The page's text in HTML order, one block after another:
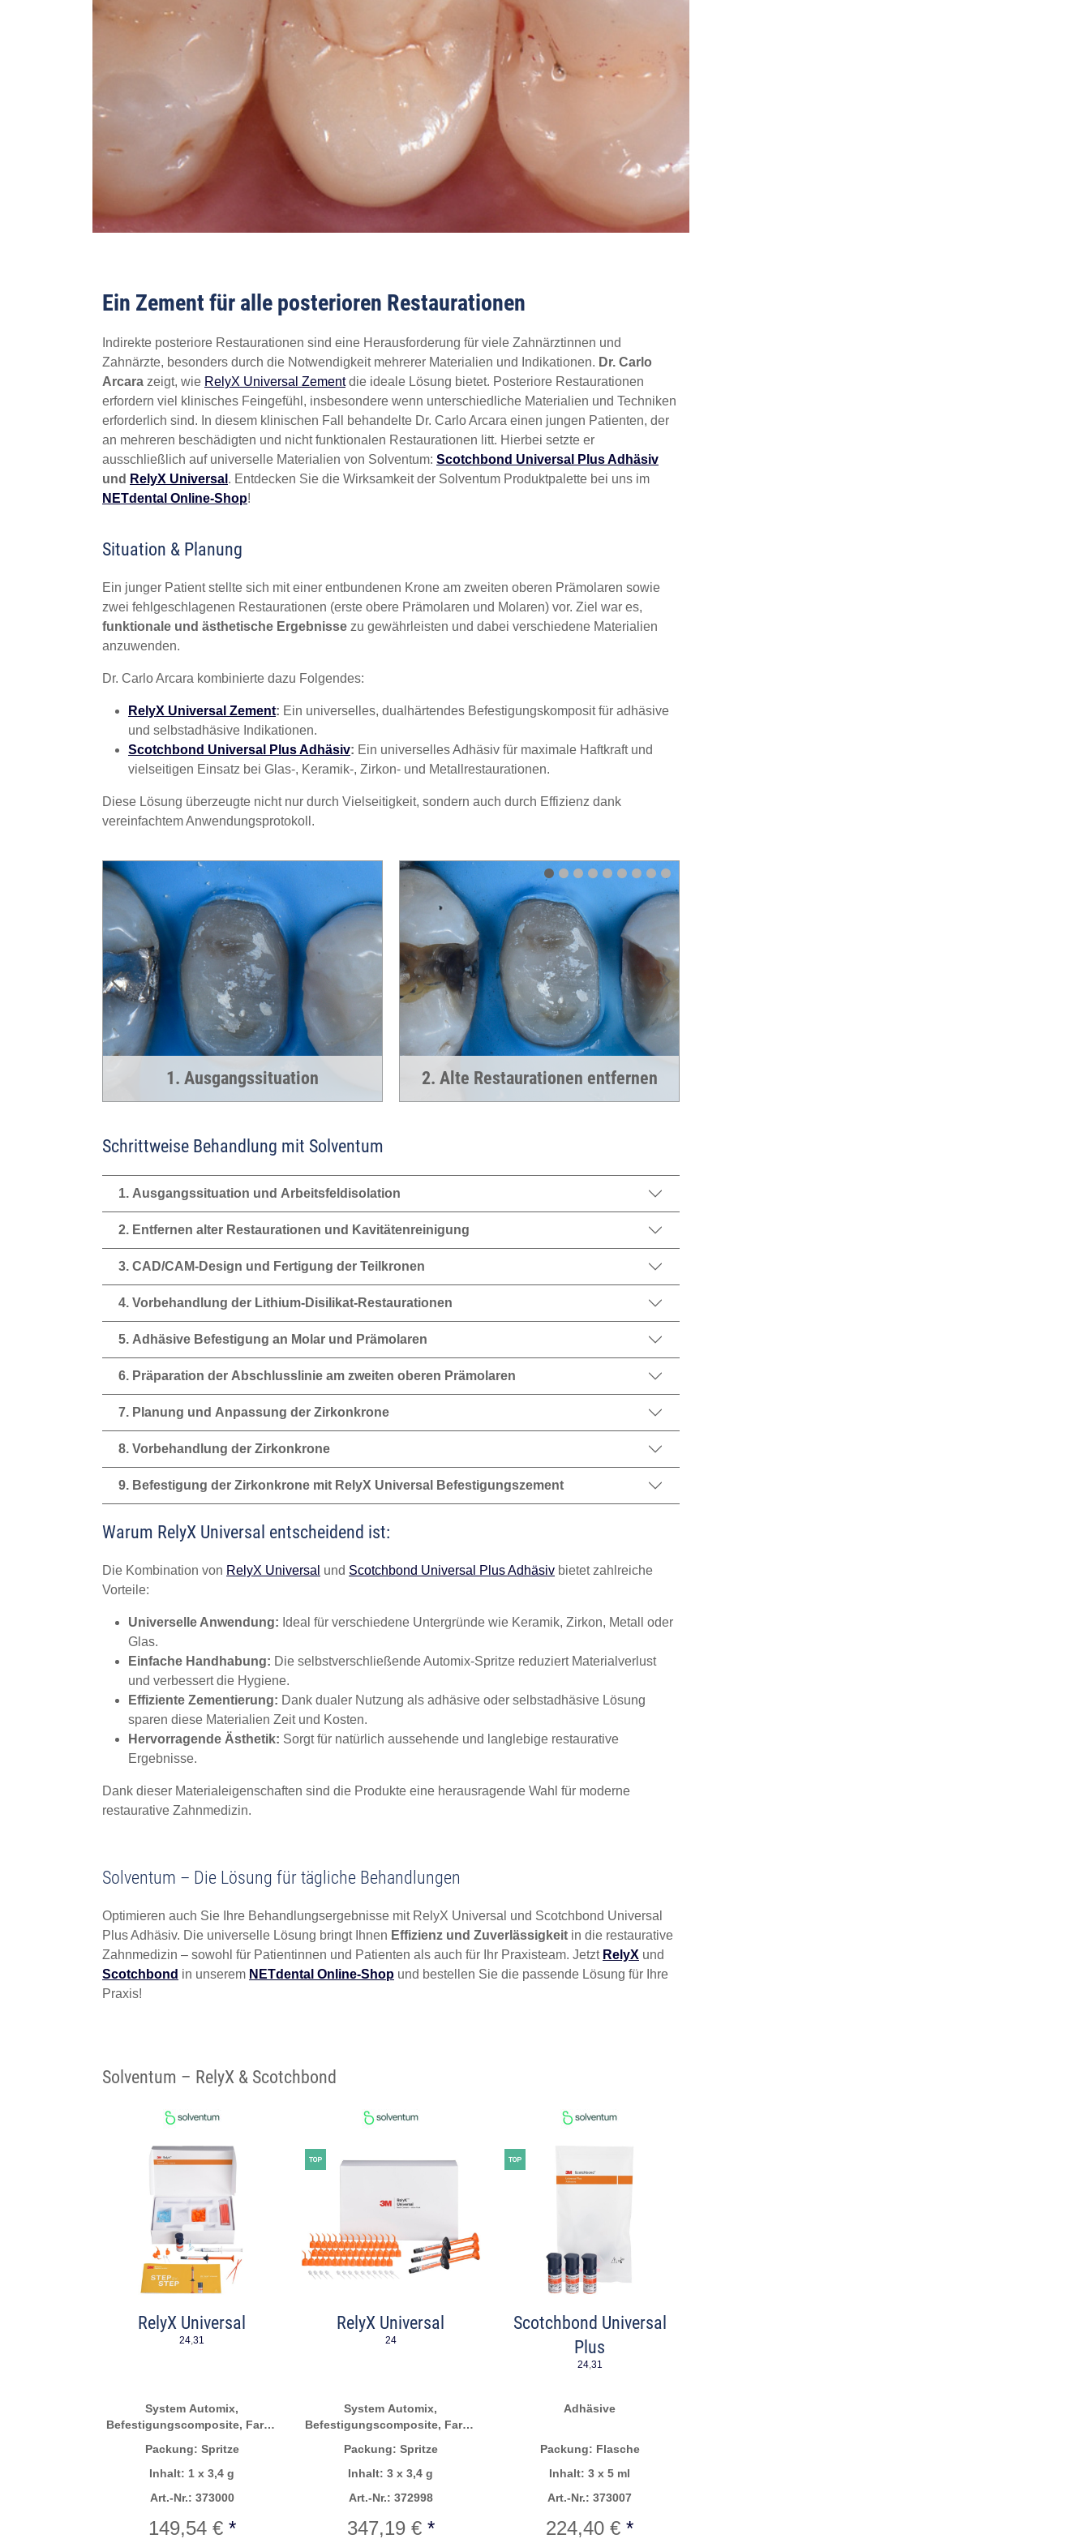
Ein Zement für alle posterioren Restaurationen
Indirekte posteriore Restaurationen sind eine Herausforderung für viele Zahnärztinnen und
Zahnärzte, besonders durch die Notwendigkeit mehrerer Materialien und Indikationen. Dr. Carlo
Arcara zeigt, wie RelyX Universal Zementdie ideale Lösung bietet. Posteriore Restaurationen
erfordern viel klinisches Feingefühl, insbesondere wenn unterschiedliche Materialien und Techniken
erforderlich sind. In diesem klinischen Fall behandelte Dr. Carlo Arcara einen jungen Patienten, der
an mehreren beschädigten und nicht funktionalen Restaurationen litt. Hierbei setzte er
ausschließlich auf universelle Materialien von Solventum: Scotchbond Universal Plus Adhäsiv
und RelyX Universal . Entdecken Sie die Wirksamkeit der Solventum Produktpalette bei uns im
NETdental Online-Shop!
Situation & Planung
Ein junger Patient stellte sich mit einer entbundenen Krone am zweiten oberen Prämolaren sowie
zwei fehlgeschlagenen Restaurationen (erste obere Prämolaren und Molaren) vor. Ziel war es,
funktionale und ästhetische Ergebnisse zu gewährleisten und dabei verschiedene Materialien
anzuwenden.
Dr. Carlo Arcara kombinierte dazu Folgendes:
RelyX Universal Zement: Ein universelles, dualhärtendes Befestigungskomposit für adhäsive
und selbstadhäsive Indikationen.
Scotchbond Universal Plus Adhäsiv: Ein universelles Adhäsiv für maximale Haftkraft und
vielseitigen Einsatz bei Glas-, Keramik-, Zirkon- und Metallrestaurationen.
Diese Lösung überzeugte nicht nur durch Vielseitigkeit, sondern auch durch Effizienz dank
vereinfachtem Anwendungsprotokoll.
1. Ausgangssituation 2. Alte Restaurationen entfernen
Schrittweise Behandlung mit Solventum
1. Ausgangssituation und Arbeitsfeldisolation
2. Entfernen alter Restaurationen und Kavitätenreinigung
3. CAD/CAM-Design und Fertigung der Teilkronen
4. Vorbehandlung der Lithium-Disilikat-Restaurationen
5. Adhäsive Befestigung an Molar und Prämolaren
6. Präparation der Abschlusslinie am zweiten oberen Prämolaren
7. Planung und Anpassung der Zirkonkrone
8. Vorbehandlung der Zirkonkrone
9. Befestigung der Zirkonkrone mit RelyX Universal Befestigungszement
Warum RelyX Universal entscheidend ist:
Die Kombination von RelyX Universal und Scotchbond Universal Plus Adhäsiv bietet zahlreiche
Vorteile:
Universelle Anwendung: Ideal für verschiedene Untergründe wie Keramik, Zirkon, Metall oder
Glas.
Einfache Handhabung: Die selbstverschließende Automix-Spritze reduziert Materialverlust
und verbessert die Hygiene.
Effiziente Zementierung: Dank dualer Nutzung als adhäsive oder selbstadhäsive Lösung
sparen diese Materialien Zeit und Kosten.
Hervorragende Ästhetik: Sorgt für natürlich aussehende und langlebige restaurative
Ergebnisse.
Dank dieser Materialeigenschaften sind die Produkte eine herausragende Wahl für moderne
restaurative Zahnmedizin.
Solventum – Die Lösung für tägliche Behandlungen
Optimieren auch Sie Ihre Behandlungsergebnisse mit RelyX Universal und Scotchbond Universal
Plus Adhäsiv. Die universelle Lösung bringt Ihnen Effizienz und Zuverlässigkeit in die restaurative
Zahnmedizin – sowohl für Patientinnen und Patienten als auch für Ihr Praxisteam. Jetzt RelyX und
Scotchbond in unserem NETdental Online-Shop und bestellen Sie die passende Lösung für Ihre
Praxis!
Solventum – RelyX & Scotchbond
RelyX Universal
24,31
System Automix,
Befestigungscomposite, Farbe
Packung: Spritze
Inhalt: 1 x 3,4 g
Art.-Nr.: 373000
149,54 € *
RelyX Universal
24
System Automix,
Befestigungscomposite, Farbe
Packung: Spritze
Inhalt: 3 x 3,4 g
Art.-Nr.: 372998
347,19 € *
Scotchbond Universal
Plus
24,31
Adhäsive
Packung: Flasche
Inhalt: 3 x 5 ml
Art.-Nr.: 373007
224,40 €*